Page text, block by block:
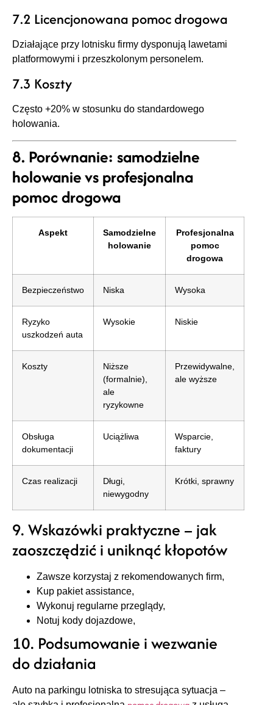
7.2 Licencjonowana pomoc drogowa
Działające przy lotnisku firmy dysponują lawetami
platformowymi i przeszkolonym personelem.
7.3 Koszty
Często +20% w stosunku do standardowego
holowania.
8. Porównanie: samodzielne
holowanie vs profesjonalna
pomoc drogowa
Aspekt
Samodzielne
holowanie
Profesjonalna
pomoc
drogowa
Bezpieczeństwo Niska Wysoka
Ryzyko
uszkodzeń auta
Wysokie Niskie
Koszty
Niższe
(formalnie),
ale
ryzykowne
Przewidywalne,
ale wyższe
Obsługa
dokumentacji
Uciążliwa
Wsparcie,
faktury
Czas realizacji
Długi,
niewygodny
Krótki, sprawny
9. Wskazówki praktyczne – jak
zaoszczędzić i uniknąć kłopotów
Zawsze korzystaj z rekomendowanych firm,
Kup pakiet assistance,
Wykonuj regularne przeglądy,
Notuj kody dojazdowe,
10. Podsumowanie i wezwanie
do działania
Auto na parkingu lotniska to stresująca sytuacja –